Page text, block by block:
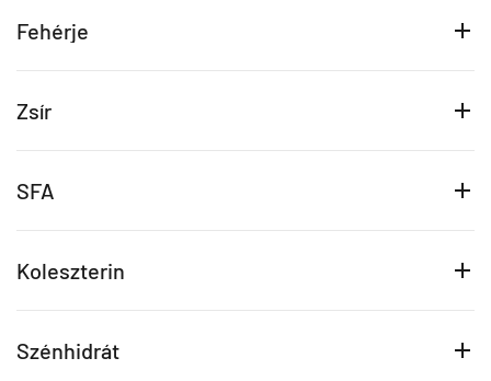
Fehérje
Zsír
SFA
Koleszterin
Szénhidrát